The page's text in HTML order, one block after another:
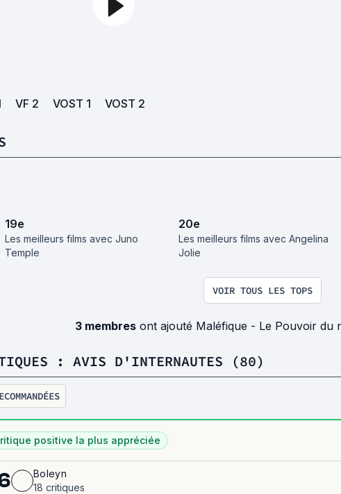
VF 2 VOST 1 VOST 2
19e
Les meilleurs films avec Juno
Temple
20e
Les meilleurs films avec Angelina
Jolie
VOIR TOUS LES TOPS
3 membres ont ajouté Maléfique - Le Pouvoir du
: AVIS D'INTERNAUTES (80)
positive la plus appréciée
Boleyn
18 critiques